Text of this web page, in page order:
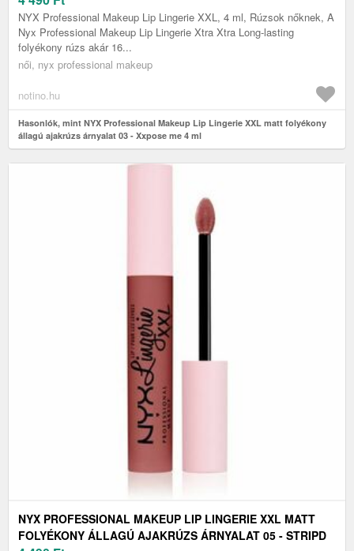
NYX Professional Makeup Lip Lingerie XXL, 4 ml, Rúzsok nőknek, A
Nyx Professional Makeup Lip Lingerie Xtra Xtra Long-lasting
folyékony rúzs akár 16...
női, nyx professional makeup
notino.hu
Hasonlók, mint NYX Professional Makeup Lip Lingerie XXL matt folyékony
állagú ajakrúzs árnyalat 03 - Xxpose me 4 ml
NYX PROFESSIONAL MAKEUP LIP LINGERIE XXL MATT
FOLYÉKONY ÁLLAGÚ AJAKRÚZS ÁRNYALAT 05 - STRIPD